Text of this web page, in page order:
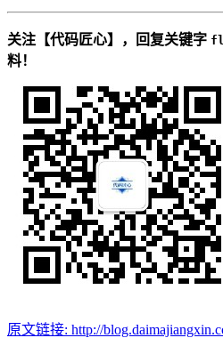
关注【代码匠心】，回复关键字
料！
原文链接: http://